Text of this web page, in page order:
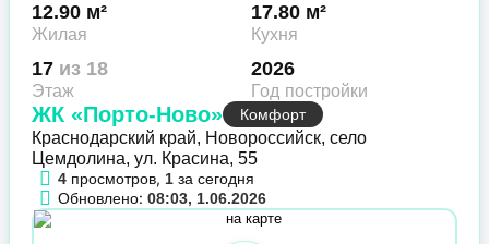
12.90 м²
Жилая
17.80 м²
Кухня
17 из 18
Этаж
2026
Год постройки
ЖК «Порто-Ново»
Комфорт
Краснодарский край, Новороссийск, село
Цемдолина, ул. Красина, 55
4 просмотров, 1 за сегодня
Обновлено: 08:03, 1.06.2026